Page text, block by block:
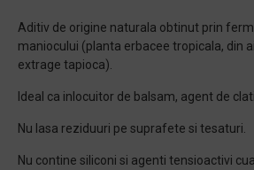
Aditiv de origine naturala obtinut prin
maniocului (planta erbacee tropicala, din
extrage tapioca).
Ideal ca inlocuitor de balsam, agent de
Nu lasa reziduuri pe suprafete si tesaturi.
Nu contine siliconi si agenti tensioactivi